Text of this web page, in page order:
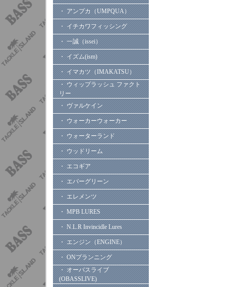
・ アンプカ（UMPQUA）
・ イチカワフィッシング
・ 一誠（issei）
・ イズム(ism)
・ イマカツ（IMAKATSU）
・ ウィップラッシュ ファクト
リー
・ ヴァルケイン
・ ウォーカーウォーカー
・ ウォーターランド
・ ウッドリーム
・ エコギア
・ エバーグリーン
・ エレメンツ
・ MPB LURES
・ N.L.R Invincidle Lures
・ エンジン（ENGINE）
・ ONプランニング
・ オーバスライブ
(OBASSLIVE)